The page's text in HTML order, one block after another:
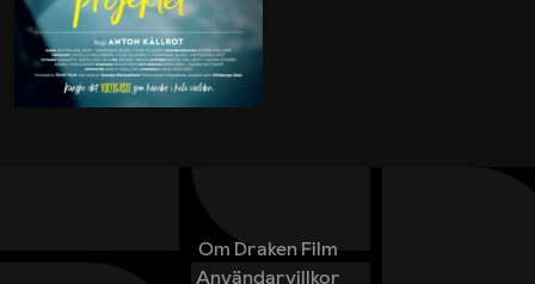
Om Draken Film
Användarvillkor